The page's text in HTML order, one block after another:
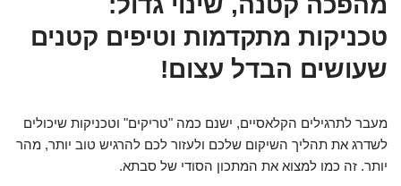
טכניקות מתקדמות וטיפים קטנים
שעושים הבדל עצום!
מעבר לתרגילים הקלאסיים, ישנם כמה "טריקים" וטכניקות שיכולים
לשדרג את תהליך השיקום שלכם ולעזור לכם להרגיש טוב יותר, מהר
יותר. זה כמו למצוא את המתכון הסודי של סבתא.